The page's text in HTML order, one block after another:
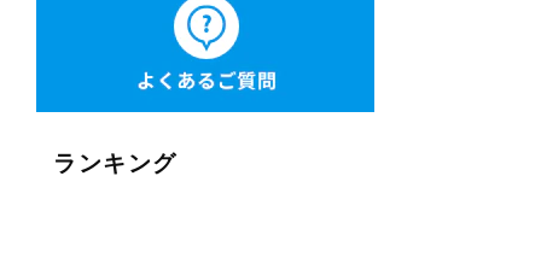
ランキング